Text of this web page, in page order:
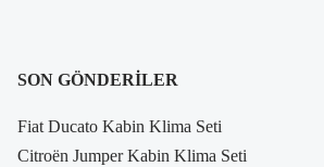
SON GÖNDERILER
Fiat Ducato Kabin Klima Seti
Citroën Jumper Kabin Klima Seti